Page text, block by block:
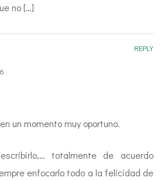
no […]
un momento muy oportuno.
totalmente de acuerdo
enfocarlo todo a la felicidad de
REPLY